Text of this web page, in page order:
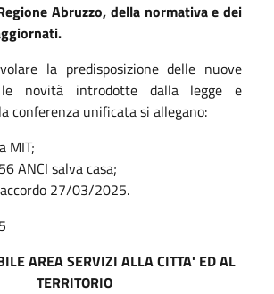
Abruzzo, della normativa e dei
la predisposizione delle nuove
novità introdotte dalla legge e
conferenza unificata si allegano:
MIT;
ANCI salva casa;
27/03/2025.
AREA SERVIZI ALLA CITTA' ED AL
TERRITORIO